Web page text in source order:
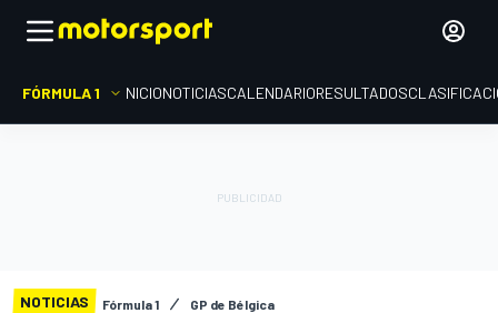
FÓRMULA 1 INICIONOTICIASCALENDARIORESULTADOS
NOTICIAS Fórmula 1 GP de Bélgica